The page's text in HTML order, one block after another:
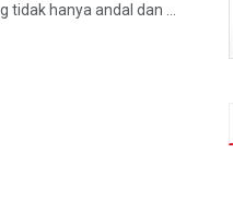
hanya andal dan ...